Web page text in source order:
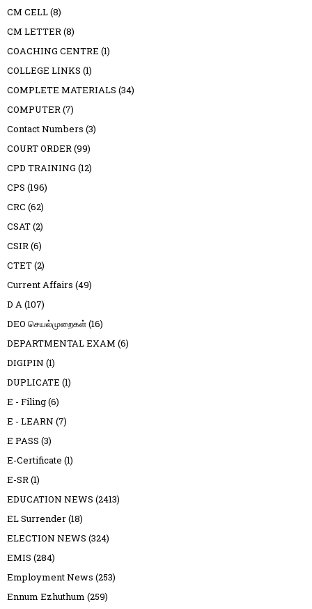
CM CELL(8)
CM LETTER(8)
COACHING CENTRE (1)
COLLEGE LINKS (1)
COMPLETE MATERIALS (34)
COMPUTER(7)
Contact Numbers (3)
COURT ORDER(99)
CPD TRAINING (12)
CPS (196)
CRC (62)
CSAT(2)
CSIR(6)
CTET(2)
Current Affairs (49)
D A(107)
DEO செயல்முறைகள்(16)
DEPARTMENTAL EXAM (6)
DIGIPIN (1)
DUPLICATE (1)
E - Filing(6)
E - LEARN (7)
E PASS (3)
E-Certificate (1)
E-SR(1)
EDUCATION NEWS (2413)
EL Surrender(18)
ELECTION NEWS (324)
EMIS (284)
Employment News (253)
Ennum Ezhuthum (259)